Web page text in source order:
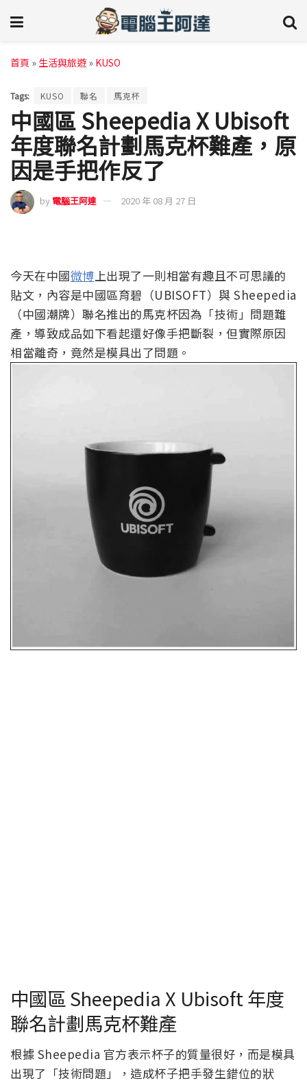
首頁 » 生活與旅遊 » KUSO
Tags: KUSO 聯名 馬克杯
中國區 Sheepedia X Ubisoft
年度聯名計劃馬克杯難產，原
因是手把作反了
by 電腦王阿達 2020 年 08 月 27 日
今天在中國微博上出現了一則相當有趣且不可思議的
貼文，內容是中國區育碧（UBISOFT）與 Sheepedia
（中國潮牌）聯名推出的馬克杯因為「技術」問題難
產，導致成品如下看起還好像手把斷裂，但實際原因
相當離奇，竟然是模具出了問題。
中國區 Sheepedia X Ubisoft 年度
聯名計劃馬克杯難產
根據 Sheepedia 官方表示杯子的質量很好，而是模具
出現了「技術問題」，造成杯子把手發生錯位的狀